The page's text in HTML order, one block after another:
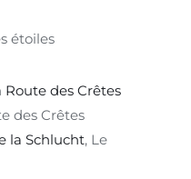
étoiles
Route des Crêtes
des Crêtes
la Schlucht, Le